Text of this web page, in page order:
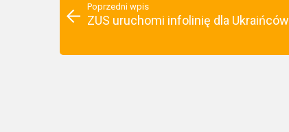
Poprzedni wpis
ZUS uruchomi infolinię dla Ukraińców